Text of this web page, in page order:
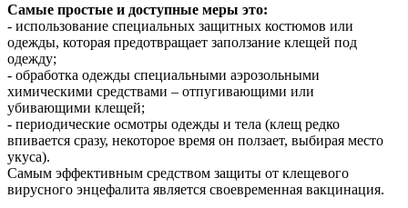
Самые простые и доступные меры это:
- использование специальных защитных костюмов или
одежды, которая предотвращает заползание клещей под
одежду;
- обработка одежды специальными аэрозольными
химическими средствами – отпугивающими или
убивающими клещей;
- периодические осмотры одежды и тела (клещ редко
впивается сразу, некоторое время он ползает, выбирая место
укуса).
Самым эффективным средством защиты от клещевого
вирусного энцефалита является своевременная вакцинация.